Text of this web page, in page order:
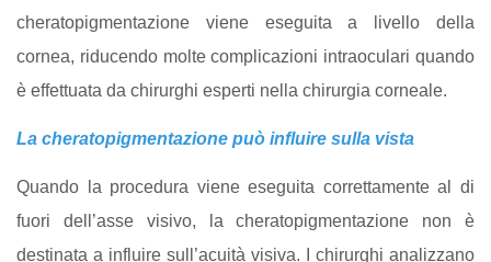
cheratopigmentazione viene eseguita a livello della
cornea, riducendo molte complicazioni intraoculari quando
è effettuata da chirurghi esperti nella chirurgia corneale.
La cheratopigmentazione può influire sulla vista
Quando la procedura viene eseguita correttamente al di
fuori dell’asse visivo, la cheratopigmentazione non è
destinata a influire sull’acuità visiva. I chirurghi analizzano